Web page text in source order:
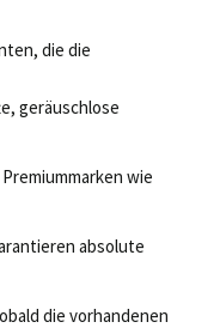
die die
geräuschlose
wie
absolute
die vorhandenen